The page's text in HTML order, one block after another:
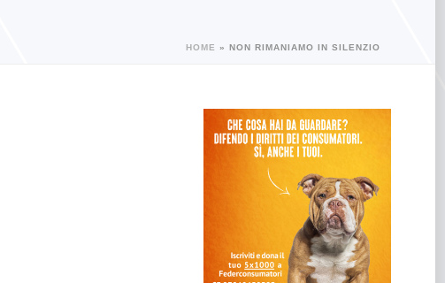
HOME » NON RIMANIAMO IN SILENZIO